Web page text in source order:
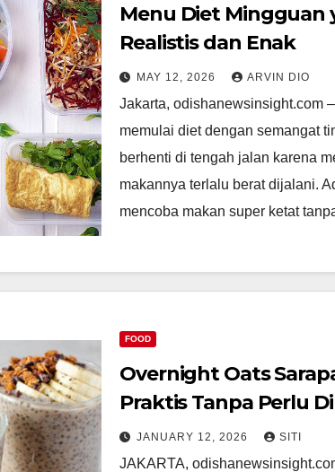
Menu Diet Mingguan
Realistis dan Enak
MAY 12, 2026 ARVIN DIO
Jakarta, odishanewsinsight.com
memulai diet dengan semangat
berhenti di tengah jalan karena
makannya terlalu berat dijalani.
mencoba makan super ketat
FOOD
Overnight Oats
Praktis Tanpa Perlu
JANUARY 12, 2026 SITI
JAKARTA,